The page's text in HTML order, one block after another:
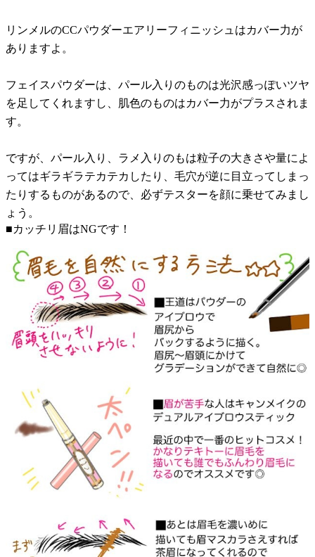
リンメルのCCパウダーエアリーフィニッシュはカバー力が
ありますよ。
フェイスパウダーは、パール入りのものは光沢感っぽいツヤ
を足してくれますし、肌色のものはカバー力がプラスされま
す。
ですが、パール入り、ラメ入りのもは粒子の大きさや量によ
ってはギラギラテカテカしたり、毛穴が逆に目立ってしまっ
たりするものがあるので、必ずテスターを顔に乗せてみまし
ょう。
■カッチリ眉はNGです！